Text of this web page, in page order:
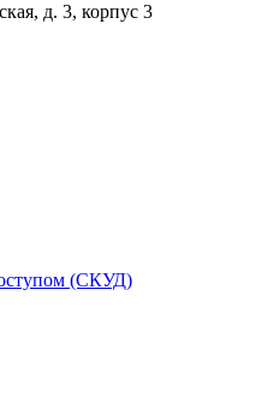
д. 3, корпус 3
(СКУД)